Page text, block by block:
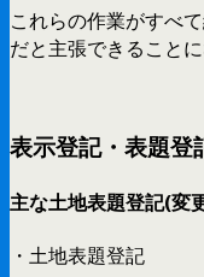
これらの作業がすべ
だと主張できることに
表示登記・表題登
主な土地表題登記(変
・土地表題登記